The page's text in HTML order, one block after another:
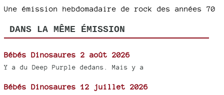
Une émission hebdomadaire de rock des années 70
DANS LA MÊME ÉMISSION
Bébés Dinosaures 2 août 2026
Y a du Deep Purple dedans. Mais y a
Bébés Dinosaures 12 juillet 2026